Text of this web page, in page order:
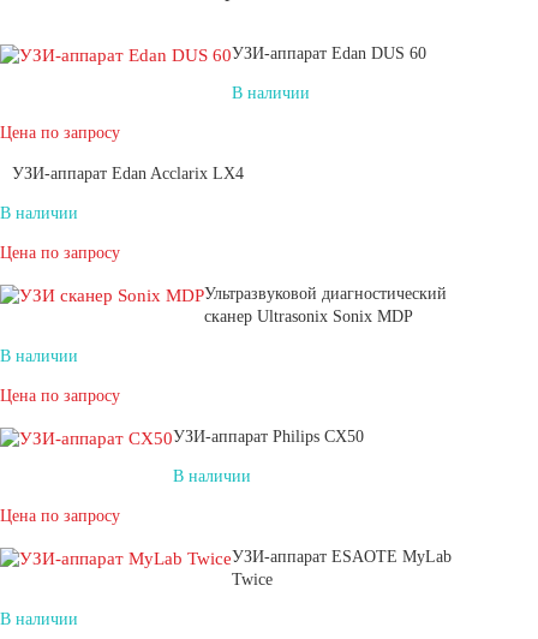
УЗИ-аппарат Edan DUS 60
В наличии
Цена по запросу
УЗИ-аппарат Edan Acclarix LX4
В наличии
Цена по запросу
Ультразвуковой диагностический
сканер Ultrasonix Sonix MDP
В наличии
Цена по запросу
УЗИ-аппарат Philips CX50
В наличии
Цена по запросу
УЗИ-аппарат ESAOTE MyLab
Twice
В наличии